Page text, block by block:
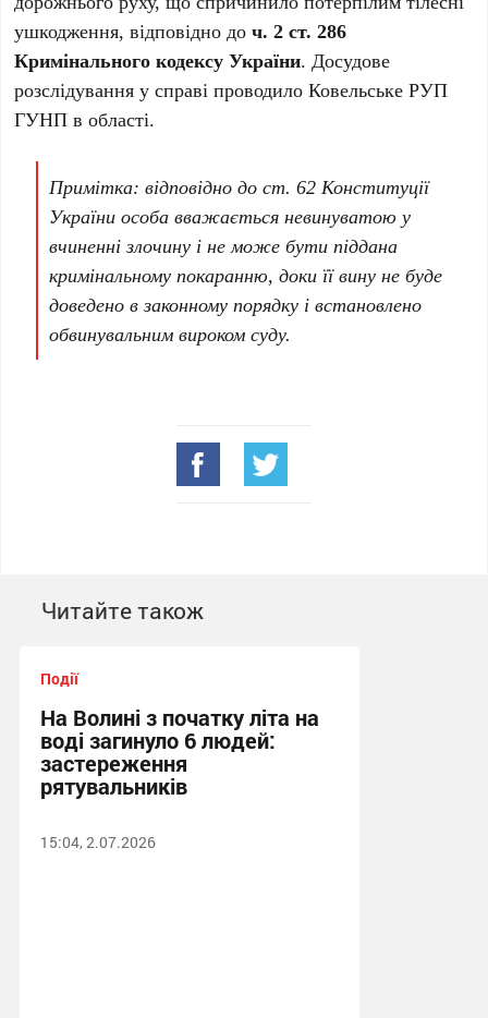
ушкодження, відповідно доч. 2 ст. 286
Кримінального кодексу України. Досудове
розслідування у справі проводило Ковельське РУП
ГУНП в області.
Примітка: відповідно до ст. 62 Конституції
України особа вважається невинуватою у
вчиненні злочину і не може бути піддана
кримінальному покаранню, доки її вину не буде
доведено в законному порядку і встановлено
обвинувальним вироком суду.
Читайте також
Події
На Волині з початку літа на
воді загинуло 6 людей:
застереження
рятувальників
15:04, 2.07.2026